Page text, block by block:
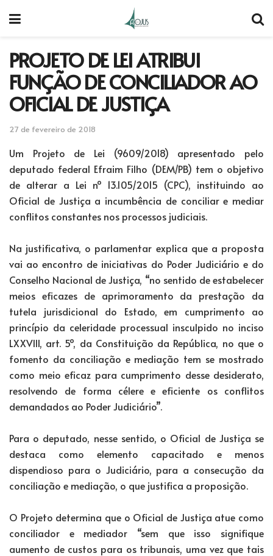
PROJETO DE LEI ATRIBUI
FUNÇÃO DE CONCILIADOR AO
OFICIAL DE JUSTIÇA
27 de fevereiro de 2018
Um Projeto de Lei (9609/2018) apresentado pelo
deputado federal Efraim Filho (DEM/PB) tem o objetivo
de alterar a Lei nº 13.105/2015 (CPC), instituindo ao
Oficial de Justiça a incumbência de conciliar e mediar
conflitos constantes nos processos judiciais.
Na justificativa, o parlamentar explica que a proposta
vai ao encontro de iniciativas do Poder Judiciário e do
Conselho Nacional de Justiça, “no sentido de estabelecer
meios eficazes de aprimoramento da prestação da
tutela jurisdicional do Estado, em cumprimento ao
princípio da celeridade processual insculpido no inciso
LXXVIII, art. 5º, da Constituição da República, no que o
fomento da conciliação e mediação tem se mostrado
como meio eficaz para cumprimento desse desiderato,
resolvendo de forma célere e eficiente os conflitos
demandados ao Poder Judiciário”.
Para o deputado, nesse sentido, o Oficial de Justiça se
destaca como elemento capacitado e menos
dispendioso para o Judiciário, para a consecução da
conciliação e mediação, o que justifica a proposição.
O Projeto determina que o Oficial de Justiça atue como
conciliador e mediador “sem que isso signifique
aumento de custos para os tribunais, uma vez que tais